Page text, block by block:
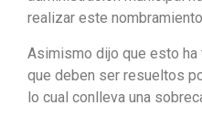
realizar este
Asimismo dijo que esto
que deben ser resueltos
lo cual conlleva una